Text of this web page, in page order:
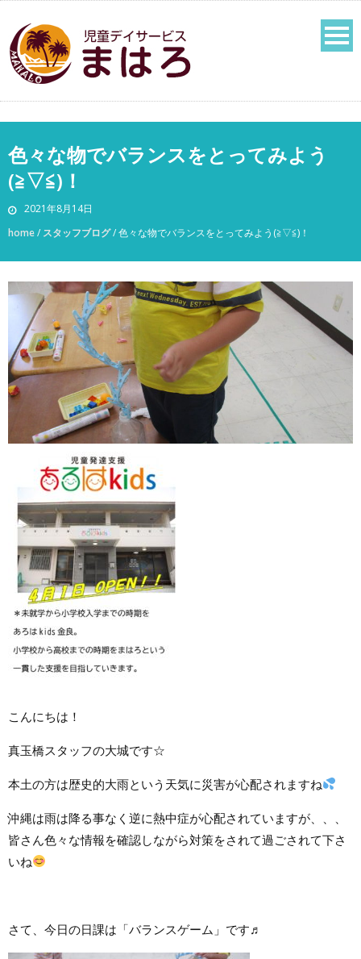
色々な物でバランスをとってみよう
(≧▽≦)！
2021年8月14日
home/ スタッフブログ/色々な物でバランスをとってみよう(≧▽≦)！
こんにちは！
真玉橋スタッフの大城です☆
本土の方は歴史的大雨という天気に災害が心配されますね
沖縄は雨は降る事なく逆に熱中症が心配されていますが、、、
皆さん色々な情報を確認しながら対策をされて過ごされて下さ
いね
さて、今日の日課は「バランスゲーム」です♬